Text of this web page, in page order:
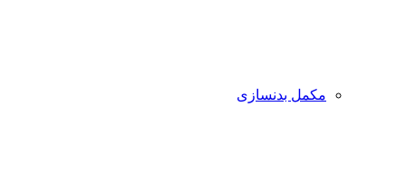
مکمل بدنسازی